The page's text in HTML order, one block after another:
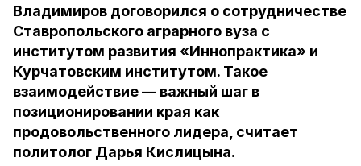
Владимиров договорился о сотрудничестве
Ставропольского аграрного вуза с
институтом развития «Иннопрактика» и
Курчатовским институтом. Такое
взаимодействие — важный шаг в
позиционировании края как
продовольственного лидера, считает
политолог Дарья Кислицына.